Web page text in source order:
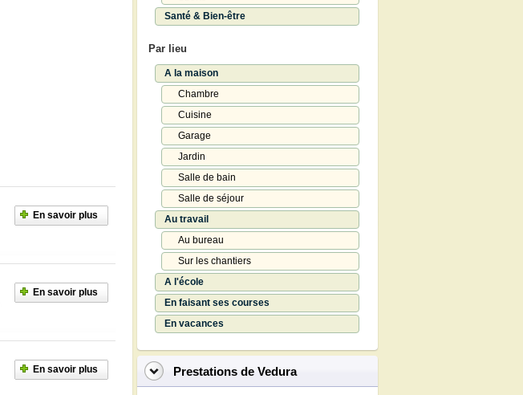
En savoir plus
En savoir plus
En savoir plus
Santé & Bien-être
Par lieu
A la maison
Chambre
Cuisine
Garage
Jardin
Salle de bain
Salle de séjour
Au travail
Au bureau
Sur les chantiers
A l'école
En faisant ses courses
En vacances
Prestations de Vedura